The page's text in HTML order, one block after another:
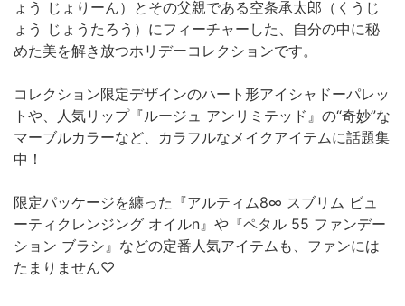
ょう じょりーん）とその父親である空条承太郎（くうじ
ょう じょうたろう）にフィーチャーした、自分の中に秘
めた美を解き放つホリデーコレクションです。
コレクション限定デザインのハート形アイシャドーパレッ
トや、人気リップ『ルージュ アンリミテッド』の“奇妙”な
マーブルカラーなど、カラフルなメイクアイテムに話題集
中！
限定パッケージを纏った『アルティム8∞ スブリム ビュ
ーティクレンジング オイルn』や『ペタル 55 ファンデー
ション ブラシ』などの定番人気アイテムも、ファンには
たまりません♡